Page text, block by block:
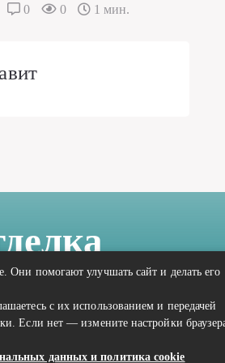
0 0 1 мин.
помогают улучшать сайт и делать его
с их использованием и передачей
Если нет — измените настройки
данных и политика cookie